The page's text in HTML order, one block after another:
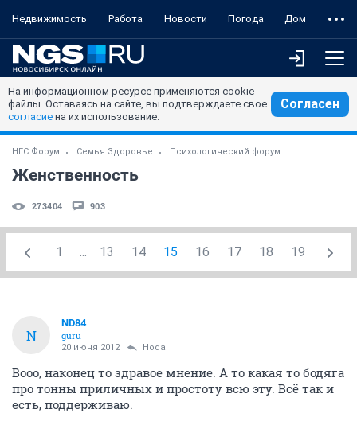
Недвижимость Работа Новости Погода Дом
На информационном ресурсе применяются cookie-
файлы. Оставаясь на сайте, вы подтверждаете свое
согласие на их использование.
Согласен
НГС.Форум Семья Здоровье Психологический форум
Женственность
273404 903
1 ... 13 14 15 16 17 18 19
N
ND84
guru
20 июня 2012 Hoda
Вооо, наконец то здравое мнение. А то какая то бодяга
про тонны приличных и простоту всю эту. Всё так и
есть, поддерживаю.